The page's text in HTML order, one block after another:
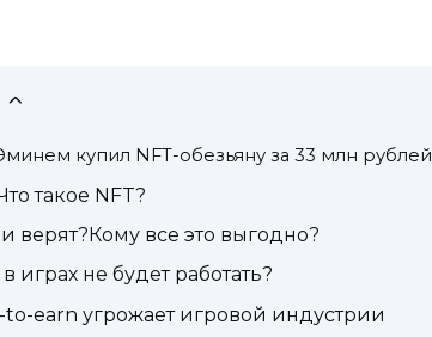
купил NFT-обезьяну за 33 млн рублей
такое NFT?
верят?Кому все это выгодно?
играх не будет работать?
earn угрожает игровой индустрии